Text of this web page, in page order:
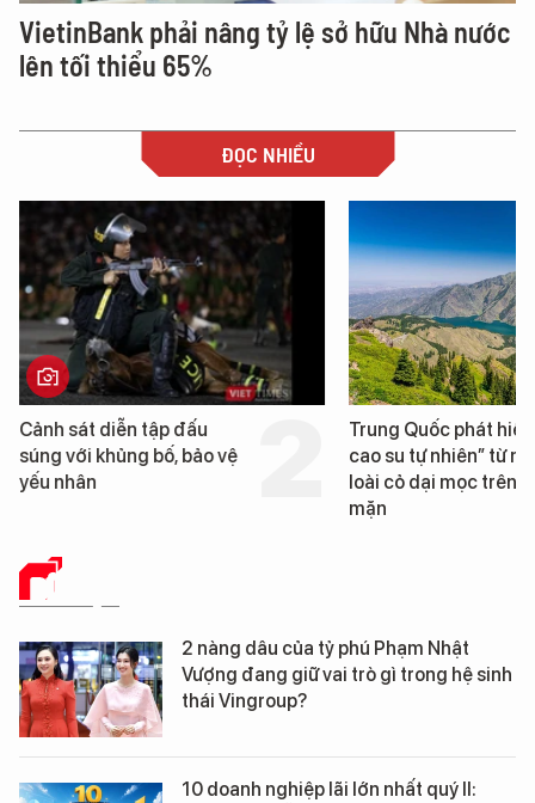
VietinBank phải nâng tỷ lệ sở hữu Nhà nước
lên tối thiểu 65%
ĐỌC NHIỀU
Trung Quốc phát hiện “mỏ
cao su tự nhiên” từ một
loài cỏ dại mọc trên đất
Loạt dự án bất động
Đà Nẵng sắp bị kiểm
DỮ LIỆU
2 nàng dâu của tỷ phú Phạm Nhật
Vượng đang giữ vai trò gì trong hệ sinh
thái Vingroup?
10 doanh nghiệp lãi lớn nhất quý II: